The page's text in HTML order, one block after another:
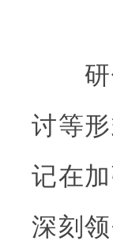
研修
讨等
记在
深刻